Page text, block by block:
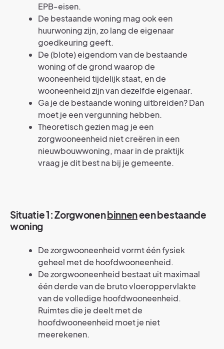
EPB-eisen.
De bestaande woning mag ook een
huurwoning zijn, zo lang de eigenaar
goedkeuring geeft.
De (blote) eigendom van de bestaande
woning of de grond waarop de
wooneenheid tijdelijk staat, en de
wooneenheid zijn van dezelfde eigenaar.
Ga je de bestaande woning uitbreiden? Dan
moet je een vergunning hebben.
Theoretisch gezien mag je een
zorgwooneenheid niet creëren in een
nieuwbouwwoning, maar in de praktijk
vraag je dit best na bij je gemeente.
Situatie 1: Zorgwonenbinneneen bestaande
woning
De zorgwooneenheid vormt één fysiek
geheel met de hoofdwooneenheid.
De zorgwooneenheid bestaat uit maximaal
één derde van de bruto vloeroppervlakte
van de volledige hoofdwooneenheid.
Ruimtes die je deelt met de
hoofdwooneenheid moet je niet
meerekenen.